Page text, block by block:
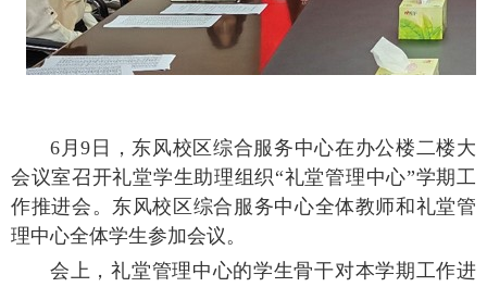
6月9日，东风校区综合服务中心在办公楼二楼大
会议室召开礼堂学生助理组织“礼堂管理中心”学期工
作推进会。东风校区综合服务中心全体教师和礼堂管
理中心全体学生参加会议。
会上，礼堂管理中心的学生骨干对本学期工作进